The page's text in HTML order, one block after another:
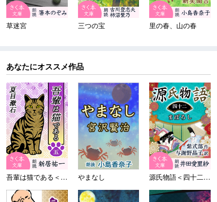
草迷宮 三つの宝 里の春、山の春
あなたにオススメ作品
吾輩は猫である＜五＞ やまなし 源氏物語＜四十二＞まぼろし